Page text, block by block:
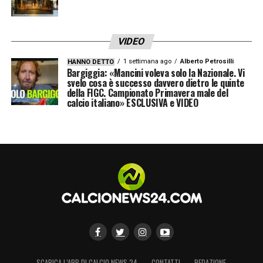
VIDEO
HANNO DETTO 1 settimana ago Alberto Petrosilli
Bargiggia: «Mancini voleva solo la Nazionale. Vi
svelo cosa è successo davvero dietro le quinte
della FIGC. Campionato Primavera male del
calcio italiano» ESCLUSIVA e VIDEO